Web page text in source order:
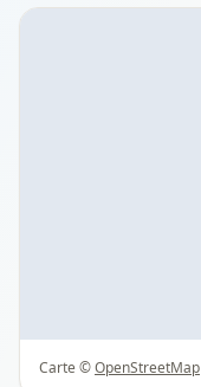
Carte ©OpenStreetMap